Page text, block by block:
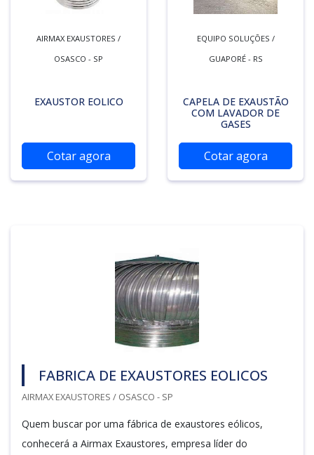
AIRMAX EXAUSTORES /
OSASCO - SP
EXAUSTOR EOLICO
Cotar agora
EQUIPO SOLUÇÕES /
GUAPORÉ - RS
CAPELA DE EXAUSTÃO
COM LAVADOR DE
GASES
Cotar agora
FABRICA DE EXAUSTORES EOLICOS
AIRMAX EXAUSTORES / OSASCO - SP
Quem buscar por uma fábrica de exaustores eólicos,
conhecerá a Airmax Exaustores, empresa líder do